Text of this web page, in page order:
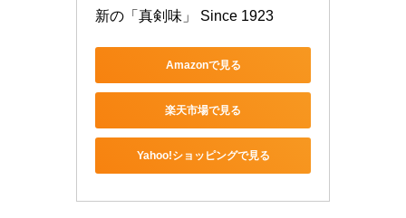
新の「真剣味」 Since 1923
Amazonで見る
楽天市場で見る
Yahoo!ショッピングで見る